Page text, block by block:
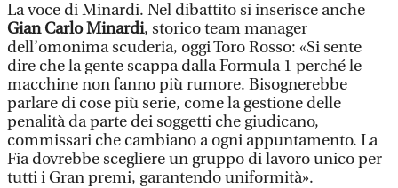
La voce di Minardi. Nel dibattito si inserisce anche
Gian Carlo Minardi, storico team manager
dell’omonima scuderia, oggi Toro Rosso: «Si sente
dire che la gente scappa dalla Formula 1 perché le
macchine non fanno più rumore. Bisognerebbe
parlare di cose più serie, come la gestione delle
penalità da parte dei soggetti che giudicano,
commissari che cambiano a ogni appuntamento. La
Fia dovrebbe scegliere un gruppo di lavoro unico per
tutti i Gran premi, garantendo uniformità».